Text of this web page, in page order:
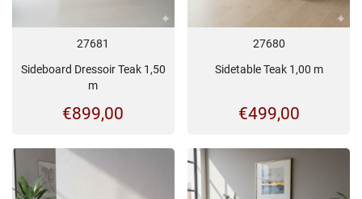
27681
Sideboard Dressoir Teak 1,50
m
€899,00
27680
Sidetable Teak 1,00 m
€499,00